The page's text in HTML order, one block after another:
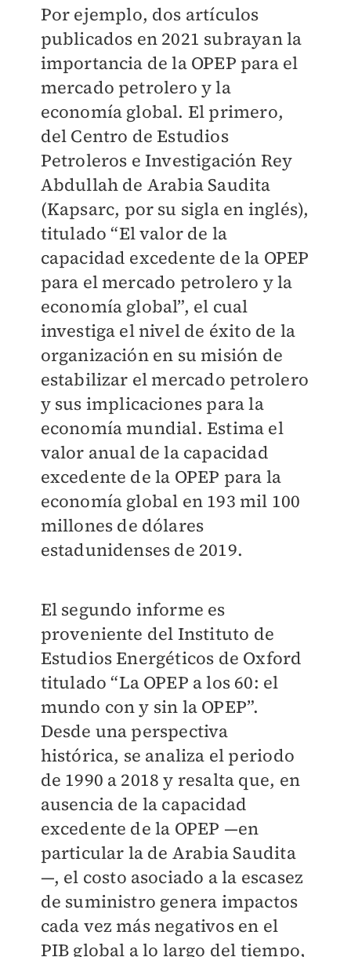
Por ejemplo, dos artículos
publicados en 2021 subrayan la
importancia de la OPEP para el
mercado petrolero y la
economía global. El primero,
del Centro de Estudios
Petroleros e Investigación Rey
Abdullah de Arabia Saudita
(Kapsarc, por su sigla en inglés),
titulado “El valor de la
capacidad excedente de la OPEP
para el mercado petrolero y la
economía global”, el cual
investiga el nivel de éxito de la
organización en su misión de
estabilizar el mercado petrolero
y sus implicaciones para la
economía mundial. Estima el
valor anual de la capacidad
excedente de la OPEP para la
economía global en 193 mil 100
millones de dólares
estadunidenses de 2019.
El segundo informe es
proveniente del Instituto de
Estudios Energéticos de Oxford
titulado “La OPEP a los 60: el
mundo con y sin la OPEP”.
Desde una perspectiva
histórica, se analiza el periodo
de 1990 a 2018 y resalta que, en
ausencia de la capacidad
excedente de la OPEP —en
particular la de Arabia Saudita
—, el costo asociado a la escasez
de suministro genera impactos
cada vez más negativos en el
PIB global a lo largo del tiempo,